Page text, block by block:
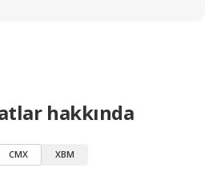
hakkında
CMX XBM